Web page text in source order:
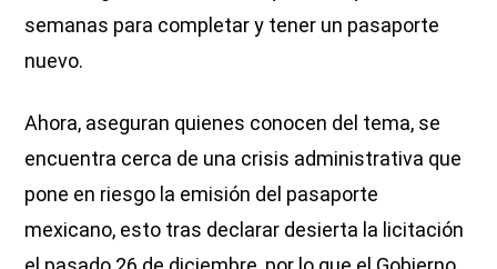
semanas para completar y tener un pasaporte
nuevo.
Ahora, aseguran quienes conocen del tema, se
encuentra cerca de una crisis administrativa que
pone en riesgo la emisión del pasaporte
mexicano, esto tras declarar desierta la licitación